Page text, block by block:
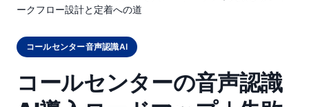
ークフロー設計と定着への道
コールセンター音声認識AI
コールセンターの音声認識